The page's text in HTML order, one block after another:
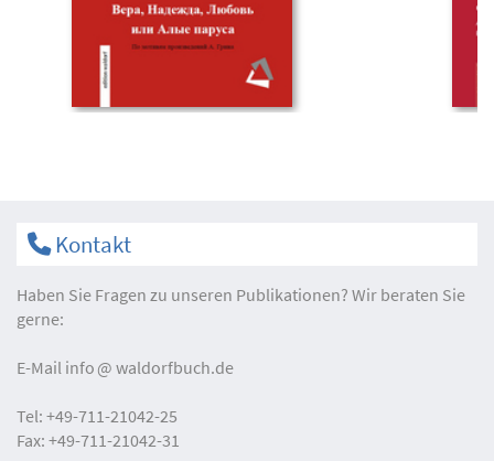
Kontakt
Haben Sie Fragen zu unseren Publikationen? Wir beraten Sie
gerne:
E-Mail info waldorfbuch.de
Tel: +49-711-21042-25
Fax: +49-711-21042-31